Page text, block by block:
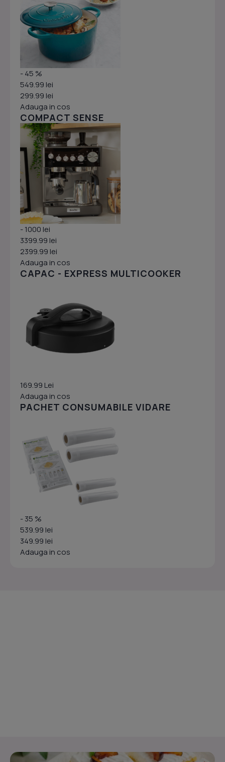
- 45 %
549.99 lei
299.99 lei
Adauga in cos
COMPACT SENSE
- 1000 lei
3399.99 lei
2399.99 lei
Adauga in cos
CAPAC - EXPRESS MULTICOOKER
169.99 Lei
Adauga in cos
PACHET CONSUMABILE VIDARE
- 35 %
539.99 lei
349.99 lei
Adauga in cos